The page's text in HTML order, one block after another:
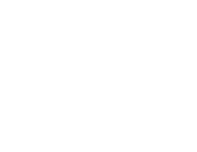
リは店頭でも